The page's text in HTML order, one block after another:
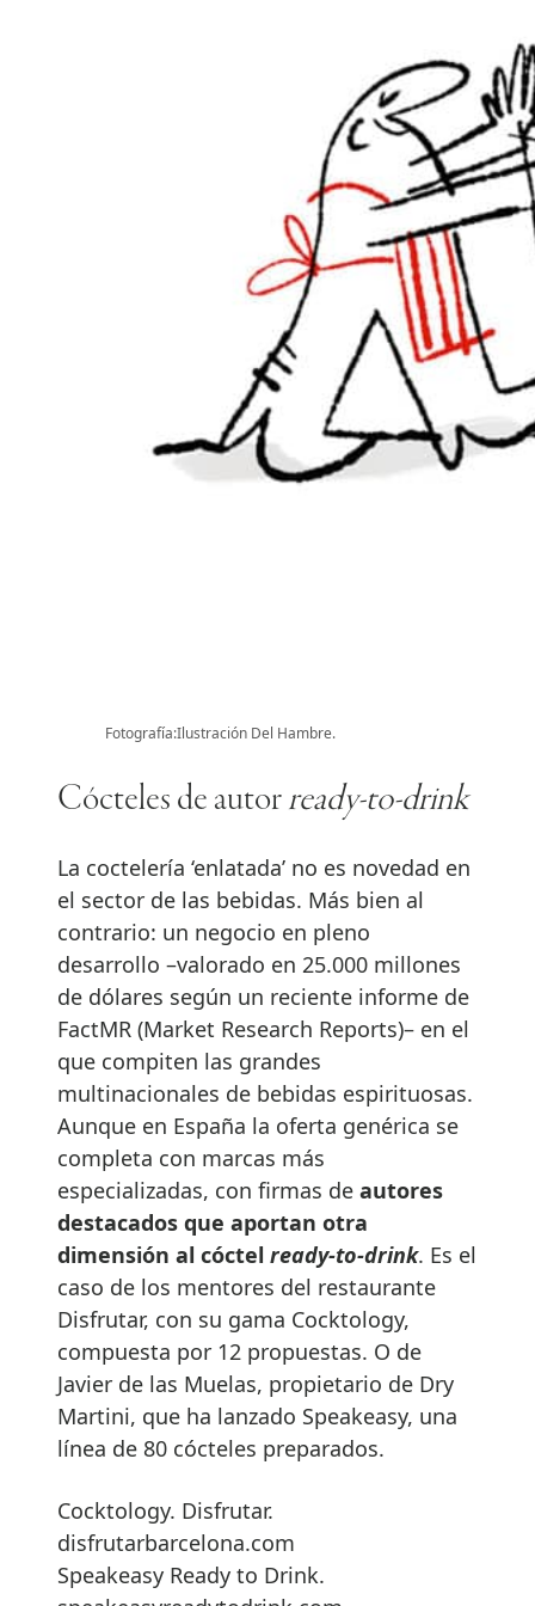
Fotografía:Ilustración Del Hambre.
Cócteles de autorready-to-drink
La coctelería ‘enlatada’ no es novedad en
el sector de las bebidas. Más bien al
contrario: un negocio en pleno
desarrollo –valorado en 25.000 millones
de dólares según un reciente informe de
FactMR (Market Research Reports)– en el
que compiten las grandes
multinacionales de bebidas espirituosas.
Aunque en España la oferta genérica se
completa con marcas más
especializadas, con firmas de autores
destacados que aportan otra
dimensión al cóctel ready-to-drink. Es el
caso de los mentores del restaurante
Disfrutar, con su gama Cocktology,
compuesta por 12 propuestas. O de
Javier de las Muelas, propietario de Dry
Martini, que ha lanzado Speakeasy, una
línea de 80 cócteles preparados.
Cocktology. Disfrutar.
disfrutarbarcelona.com
Speakeasy Ready to Drink.